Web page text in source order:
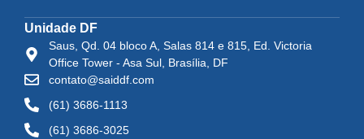
Unidade DF
Saus, Qd. 04 bloco A, Salas 814 e 815, Ed. Victoria
Office Tower - Asa Sul, Brasília, DF
contato@saiddf.com
(61) 3686-1113
(61) 3686-3025